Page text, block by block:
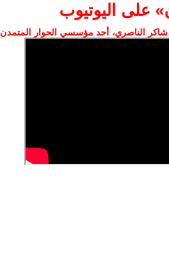
على اليوتيوب
الناصري، أحد مؤسسي الحوار المتمدن